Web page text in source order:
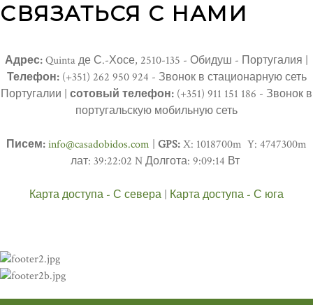
СВЯЗАТЬСЯ С НАМИ
Адрес:Quinta де С.-Хосе, 2510-135 - Обидуш - Португалия |
Телефон:(+351) 262 950 924 - Звонок в стационарную сеть
Португалии | сотовый телефон: (+351) 911 151 186 - Звонок в
португальскую мобильную сеть
Писем:info@casadobidos.com GPS:X: 1018700m Y: 4747300m
лат: 39:22:02 N Долгота: 9:09:14 Вт
Карта доступа - С севера Карта доступа - С юга